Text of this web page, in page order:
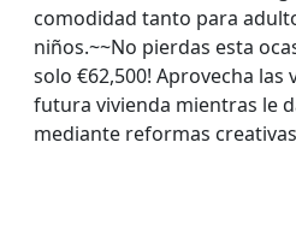
comodidad tanto para
niños.~~No pierdas esta
solo €62,500! Aprovecha las
futura vivienda mientras le
mediante reformas